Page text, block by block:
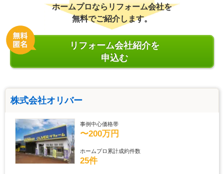
ホームプロならリフォーム会社を
無料でご紹介します。
リフォーム会社紹介を
申込む
株式会社オリバー
事例中心価格帯
〜200万円
ホームプロ累計成約件数
25件